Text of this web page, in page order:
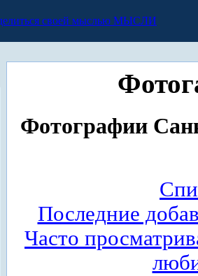
МЫСЛИ
Фотографии
Последние
Часто